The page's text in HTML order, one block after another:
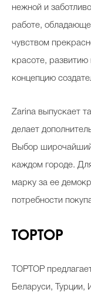
нежной и
работе,
чувством
красоте,
концепцию
Zarina выпускает
делает
Выбор
каждом городе.
марку за ее
потребности
TOPTOP
TOPTOP
Беларуси, Турции,